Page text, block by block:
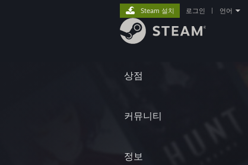
상점
커뮤니티
정보
Steam 설치 로그인 언어